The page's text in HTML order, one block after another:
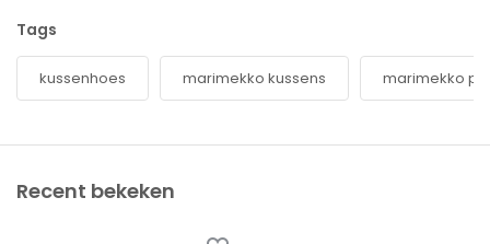
Tags
kussenhoes marimekko kussens marimekko
Recent bekeken